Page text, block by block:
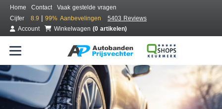
Home Contact
Vaak gestelde vragen
Cijfer
8.9 | 99% Aanbevelingen
5403 Reviews
Account
Winkelwagen (0 artikelen)